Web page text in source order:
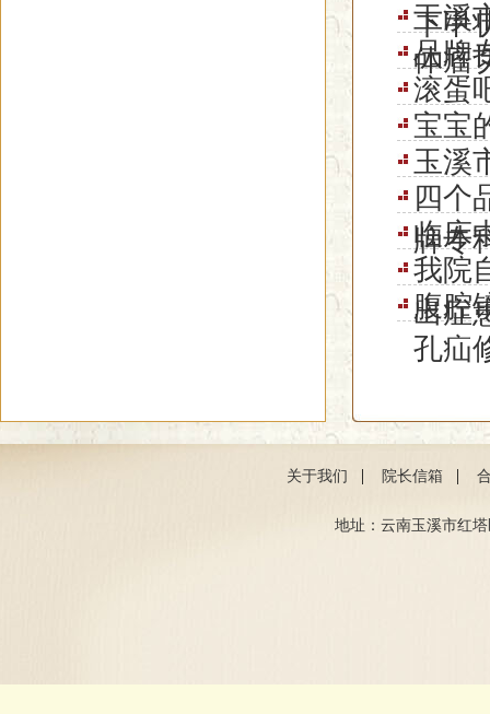
下甲
玉溪
体瘤
品牌
滚蛋
宝宝
玉溪
四个
牌专
临床
我院
出症
腹腔
孔疝
关于我们 | 院长信箱 |
地址：云南玉溪市红塔